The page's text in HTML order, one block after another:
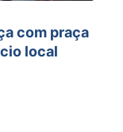
com praça
local